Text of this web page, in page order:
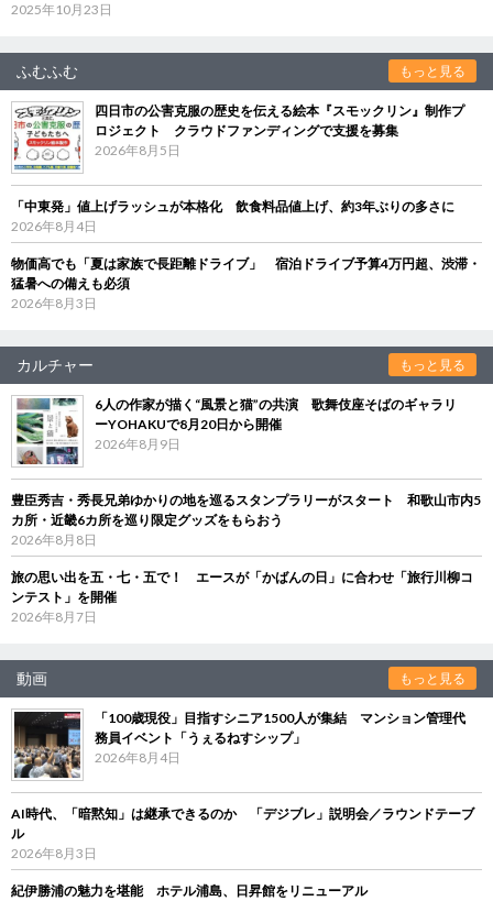
2025年10月23日
ふむふむ もっと見る
四日市の公害克服の歴史を伝える絵本『スモックリン』制作プ
ロジェクト クラウドファンディングで支援を募集
2026年8月5日
「中東発」値上げラッシュが本格化 飲食料品値上げ、約3年ぶりの多さに
2026年8月4日
物価高でも「夏は家族で長距離ドライブ」 宿泊ドライブ予算4万円超、渋滞・
猛暑への備えも必須
2026年8月3日
カルチャー もっと見る
6人の作家が描く“風景と猫”の共演 歌舞伎座そばのギャラリ
ーYOHAKUで8月20日から開催
2026年8月9日
豊臣秀吉・秀長兄弟ゆかりの地を巡るスタンプラリーがスタート 和歌山市内5
カ所・近畿6カ所を巡り限定グッズをもらおう
2026年8月8日
旅の思い出を五・七・五で！ エースが「かばんの日」に合わせ「旅行川柳コ
ンテスト」を開催
2026年8月7日
動画 もっと見る
「100歳現役」目指すシニア1500人が集結 マンション管理代
務員イベント「うぇるねすシップ」
2026年8月4日
AI時代、「暗黙知」は継承できるのか 「デジブレ」説明会／ラウンドテーブ
ル
2026年8月3日
紀伊勝浦の魅力を堪能 ホテル浦島、日昇館をリニューアル